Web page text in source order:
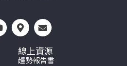
線上資源
趨勢報告書